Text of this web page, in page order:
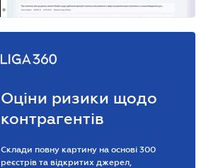
Оціни ризики щодо
контрагентів
Склади повну картину на основі 300
реєстрів та відкритих джерел,